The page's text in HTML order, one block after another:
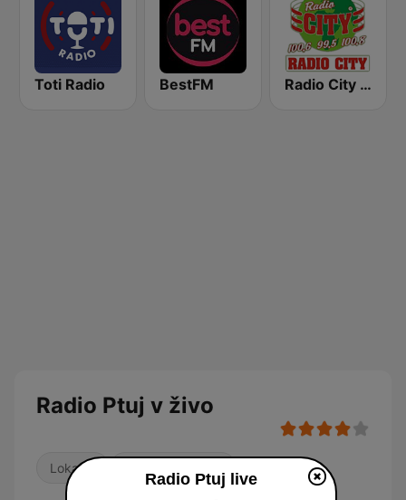
Toti Radio BestFM Radio City 100.6 FM
Radio Ptuj v živo
Lokalno
Radio Ptuj live